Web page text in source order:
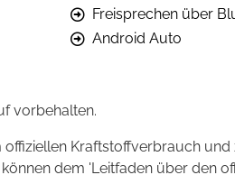
Freisprechen über
Android Auto
vorbehalten.
Kraftstoffverbrauch und
dem 'Leitfaden über den